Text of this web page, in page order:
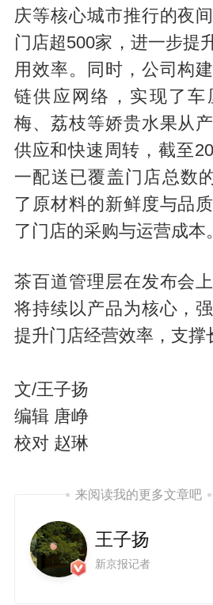
庆等核心城市推行的夜
门店超500家，进一步提
用效率。同时，公司构
链供应网络，实现了车
梅、荔枝等娇贵水果从
供应和快速周转，截至
一配送已覆盖门店总数
了原材料的新鲜度与品
了门店的采购与运营成本。
茶百道管理层在发布会
将持续以产品为核心，
提升门店经营效率，支撑
文/王子扬
编辑 唐峥
校对 赵琳
来阅读我的更多文章吧
王子扬
新京报记者